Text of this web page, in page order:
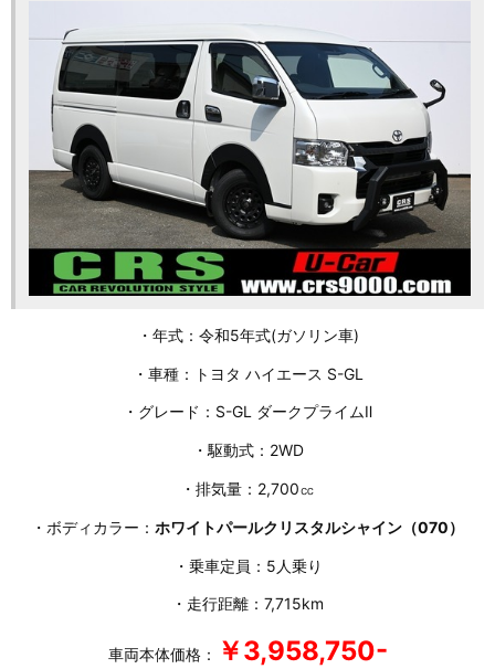
・年式：令和5年式(ガソリン車)
・車種：トヨタ ハイエース S-GL
・グレード：S-GL ダークプライムⅡ
・駆動式：2WD
・排気量：2,700㏄
・ボディカラー： ホワイトパールクリスタルシャイン（070）
・乗車定員：5人乗り
・走行距離：7,715km
車両本体価格： ￥3,958,750-